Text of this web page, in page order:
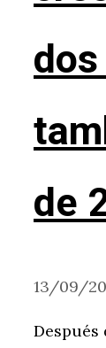
de
13/09/
Después